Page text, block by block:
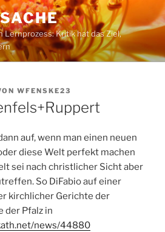
Lernprozess: Kritik hat das Ziel,
WFENSKE23
auf, wenn man einen neuen
diese Welt perfekt machen
sei nach christlicher Sicht aber
So DiFabio auf einer
kirchlicher Gerichte der
der Pfalz in
news/44880